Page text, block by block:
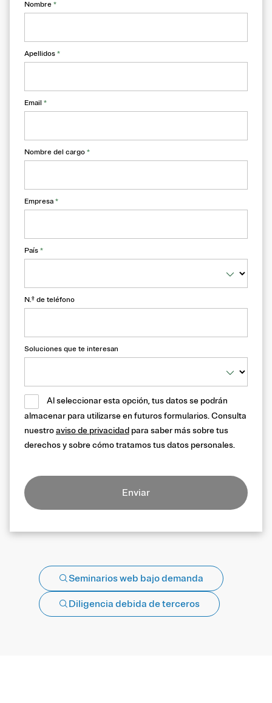
Nombre *
Apellidos *
Email *
Nombre del cargo *
Empresa *
País *
N.º de teléfono
Soluciones que te interesan
Al seleccionar esta opción, tus datos se podrán
almacenar para utilizarse en futuros formularios. Consulta
nuestroaviso de privacidad para saber más sobre tus
derechos y sobre cómo tratamos tus datos personales.
Enviar
Seminarios web bajo demanda
Diligencia debida de terceros